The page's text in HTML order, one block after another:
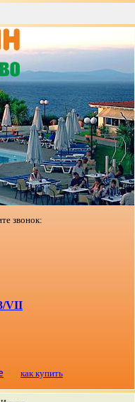
звонок:
VII
как купить